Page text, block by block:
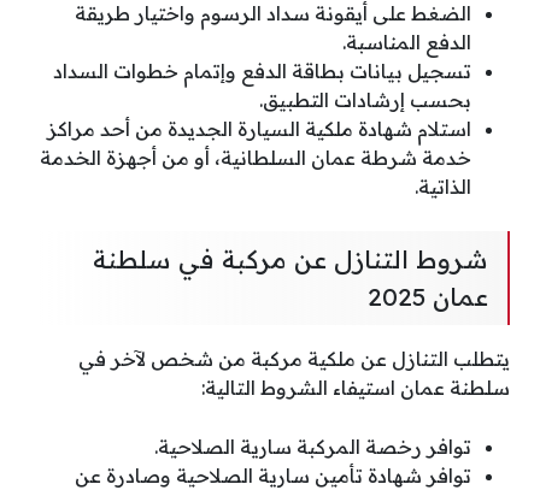
الضغط على أيقونة سداد الرسوم واختيار طريقة
الدفع المناسبة.
تسجيل بيانات بطاقة الدفع وإتمام خطوات السداد
بحسب إرشادات التطبيق.
استلام شهادة ملكية السيارة الجديدة من أحد مراكز
خدمة شرطة عمان السلطانية، أو من أجهزة الخدمة
الذاتية.
شروط التنازل عن مركبة في سلطنة
عمان 2025
يتطلب التنازل عن ملكية مركبة من شخص لآخر في
سلطنة عمان استيفاء الشروط التالية:
توافر رخصة المركبة سارية الصلاحية.
توافر شهادة تأمين سارية الصلاحية وصادرة عن